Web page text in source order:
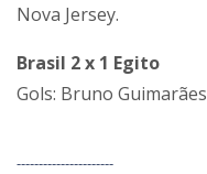
Nova Jersey.
Brasil 2 x 1 Egito
Gols: Bruno
----------------------